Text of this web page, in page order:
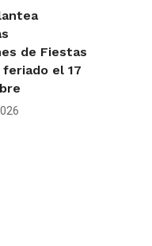
de Fiestas
el 17